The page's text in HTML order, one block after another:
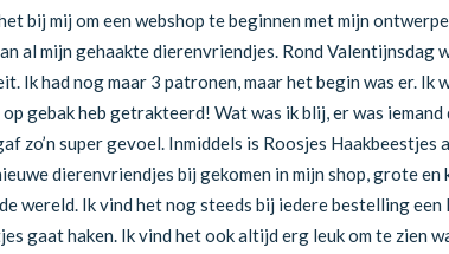
bij mij om een webshop te beginnen met mijn
al mijn gehaakte dierenvriendjes. Rond Valentijnsdag
Ik had nog maar 3 patronen, maar het begin was er. Ik
gebak heb getrakteerd! Wat was ik blij, er was
zo’n super gevoel. Inmiddels is Roosjes
dierenvriendjes bij gekomen in mijn shop, grote
wereld. Ik vind het nog steeds bij iedere bestelling een
gaat haken. Ik vind het ook altijd erg leuk om te zien